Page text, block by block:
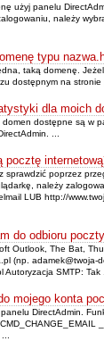
użyj panelu
należy
typu
taką domenę.
dostępnym na stronie
dla moich
dostępne są w
...
pocztę
sprawdzić poprzez
należy
LUB http://
do odbioru
Outlook, The Bat,
(np. adamek@twoja-
SMTP: Tak
mojego konta
panelu DirectAdmin.